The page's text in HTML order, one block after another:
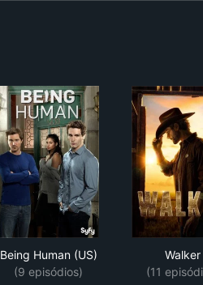
Being Human (US)
(9 episódios)
Walker
(11